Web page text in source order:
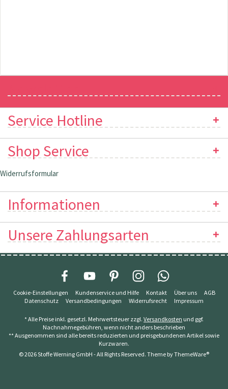
Service Hotline
Shop Service
Widerrufsformular
Informationen
Unsere Zahlungsarten
Cookie-Einstellungen Kundenservice und Hilfe Kontakt Über uns
AGB
Datenschutz
Versandbedingungen Widerrufsrecht Impressum
* Alle Preise inkl. gesetzl. Mehrwertsteuer zzgl. Versandkosten und ggf.
Nachnahmegebühren, wenn nicht anders beschrieben
** Ausgenommen sind alle bereits reduzierten und preisgebundenen Artikel sowie
Kurzwaren.
© 2026 Stoffe Werning GmbH - All Rights Reserved. Theme byThemeWare®